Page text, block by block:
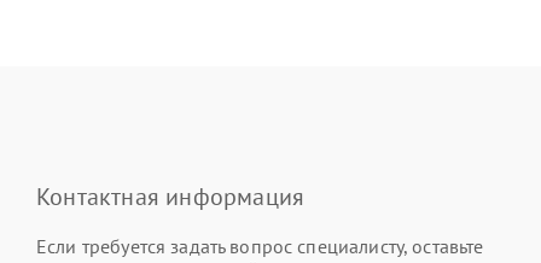
Контактная информация
Если требуется задать вопрос специалисту, оставьте